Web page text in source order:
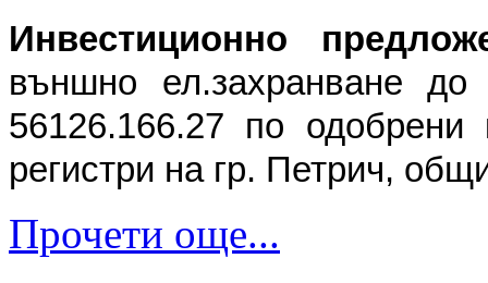
Инвестиционно
външно ел.захранване
56126.166.27 по одобрени
регистри на гр. Петрич,
Прочети още...